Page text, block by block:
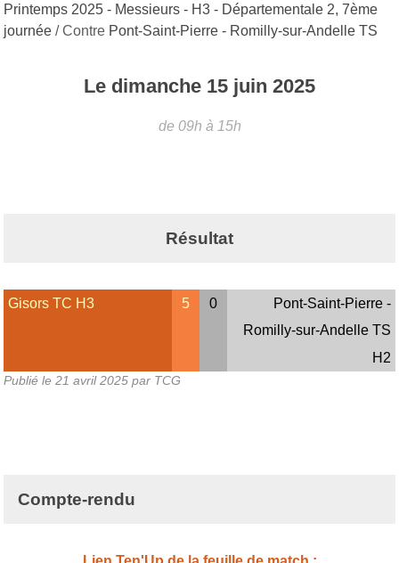
Printemps 2025 - Messieurs - H3 - Départementale 2, 7ème
journée / Contre Pont-Saint-Pierre - Romilly-sur-Andelle TS
Le dimanche 15 juin 2025
de 09h à 15h
Résultat
Gisors TC H3 5 0
Pont-Saint-Pierre -
Romilly-sur-Andelle TS
H2
Publié le 21 avril 2025 par TCG
Compte-rendu